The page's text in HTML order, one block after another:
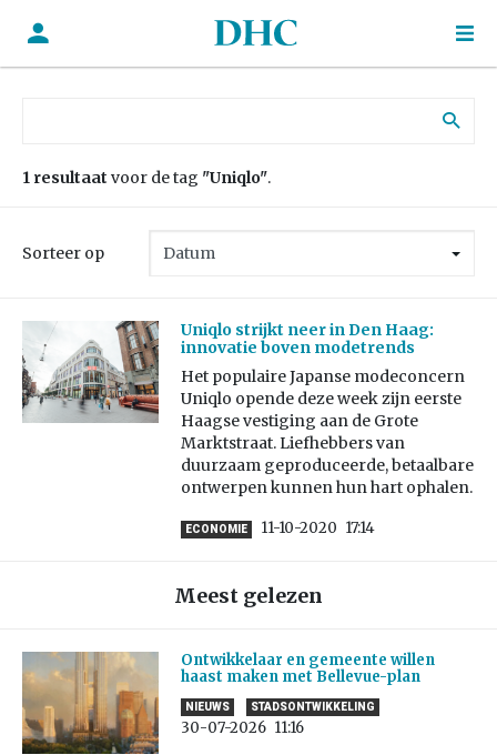
1 resultaat voor de tag "Uniqlo".
Sorteer op
Uniqlo strijkt neer in Den Haag:
innovatie boven modetrends
Het populaire Japanse modeconcern
Uniqlo opende deze week zijn eerste
Haagse vestiging aan de Grote
Marktstraat. Liefhebbers van
duurzaam geproduceerde, betaalbare
ontwerpen kunnen hun hart ophalen.
ECONOMIE 11-10-2020 17:14
Meest gelezen
Ontwikkelaar en gemeente willen
haast maken met Bellevue-plan
NIEUWS STADSONTWIKKELING
30-07-2026 11:16